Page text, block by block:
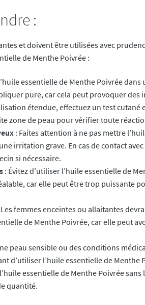
:
et doivent être utilisées avec
de Menthe Poivrée :
essentielle de Menthe Poivrée
pure, car cela peut provoquer des
étendue, effectuez un test
zone de peau pour vérifier toute
: Faites attention à ne pas mettre
irritation grave. En cas de contact
si nécessaire.
: Évitez d’utiliser l’huile essentielle de
car elle peut être trop puissante
femmes enceintes ou allaitantes
de Menthe Poivrée, car elle peut
peau sensible ou des conditions
d’utiliser l’huile essentielle de Menthe
essentielle de Menthe Poivrée
quantité.